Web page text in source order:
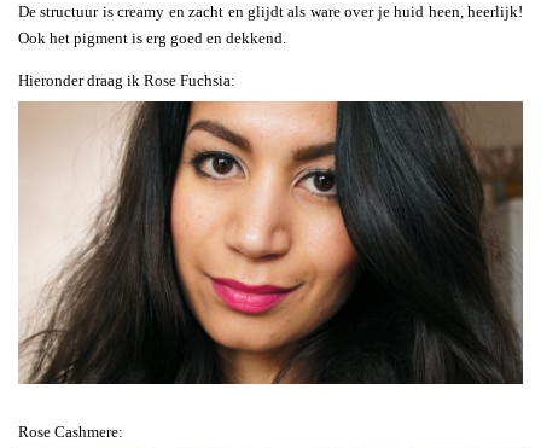
De structuur is creamy en zacht en glijdt als ware over je huid heen, heerlijk!
Ook het pigment is erg goed en dekkend.
Hieronder draag ik Rose Fuchsia:
Rose Cashmere: